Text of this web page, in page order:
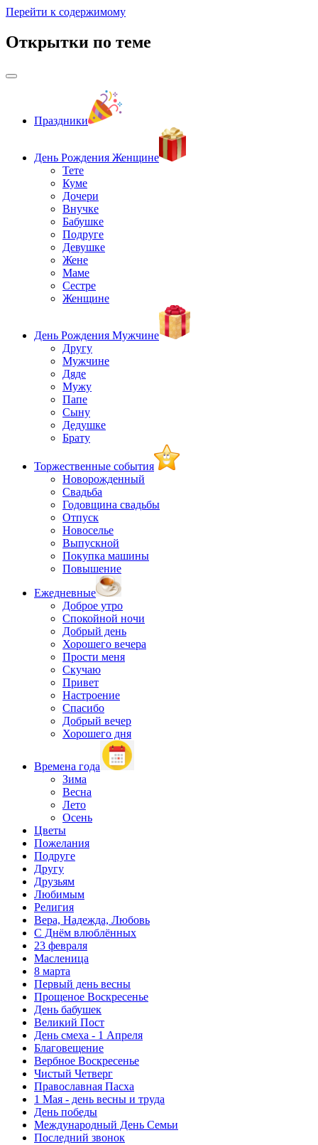
Перейти к содержимому
Открытки по теме
Праздники
День Рождения Женщине
Тете
Куме
Дочери
Внучке
Бабушке
Подруге
Девушке
Жене
Маме
Сестре
Женщине
День Рождения Мужчине
Другу
Мужчине
Дяде
Мужу
Папе
Сыну
Дедушке
Брату
Торжественные события
Новорожденный
Свадьба
Годовщина свадьбы
Отпуск
Новоселье
Выпускной
Покупка машины
Повышение
Ежедневные
Доброе утро
Спокойной ночи
Добрый день
Хорошего вечера
Прости меня
Скучаю
Привет
Настроение
Спасибо
Добрый вечер
Хорошего дня
Времена года
Зима
Весна
Лето
Осень
Цветы
Пожелания
Подруге
Другу
Друзьям
Любимым
Религия
Вера, Надежда, Любовь
С Днём влюблённых
23 февраля
Масленица
8 марта
Первый день весны
Прощеное Воскресенье
День бабушек
Великий Пост
День смеха - 1 Апреля
Благовещение
Вербное Воскресенье
Чистый Четверг
Православная Пасха
1 Мая - день весны и труда
День победы
Международный День Семьи
Последний звонок